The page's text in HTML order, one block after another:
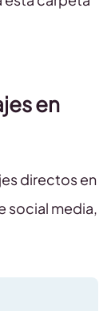
en
directos en
social media,